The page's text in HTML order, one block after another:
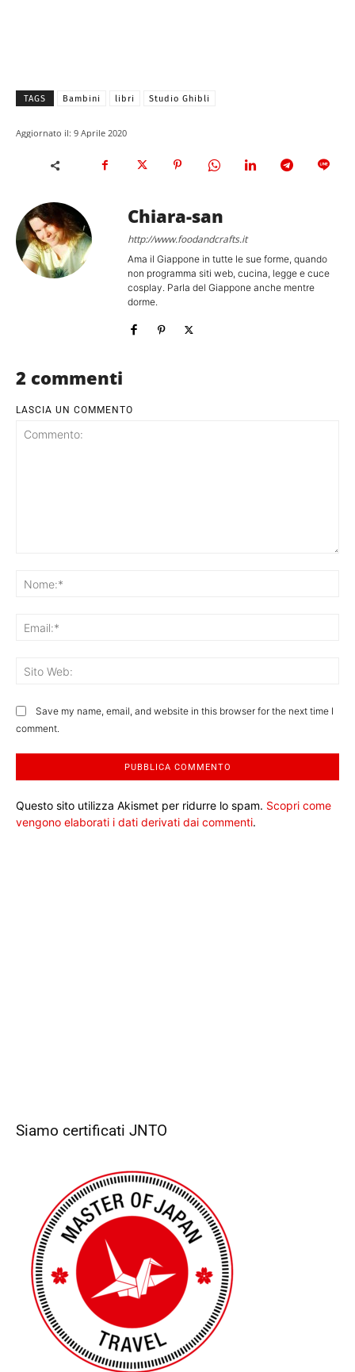
TAGS Bambini libri Studio Ghibli
Aggiornato il: 9 Aprile 2020
Chiara-san
http://www.foodandcrafts.it
Ama il Giappone in tutte le sue forme, quando
non programma siti web, cucina, legge e cuce
cosplay. Parla del Giappone anche mentre
dorme.
2 commenti
LASCIA UN COMMENTO
Save my name, email, and website in this browser for the next time I
comment.
Questo sito utilizza Akismet per ridurre lo spam. Scopri come
vengono elaborati i dati derivati dai commenti.
Siamo certificati JNTO